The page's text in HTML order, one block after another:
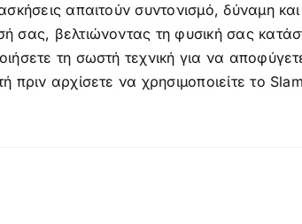
απαιτούν συντονισμό, δύναμη
σας, βελτιώνοντας τη φυσική σας
τη σωστή τεχνική για να
πριν αρχίσετε να χρησιμοποιείτε το